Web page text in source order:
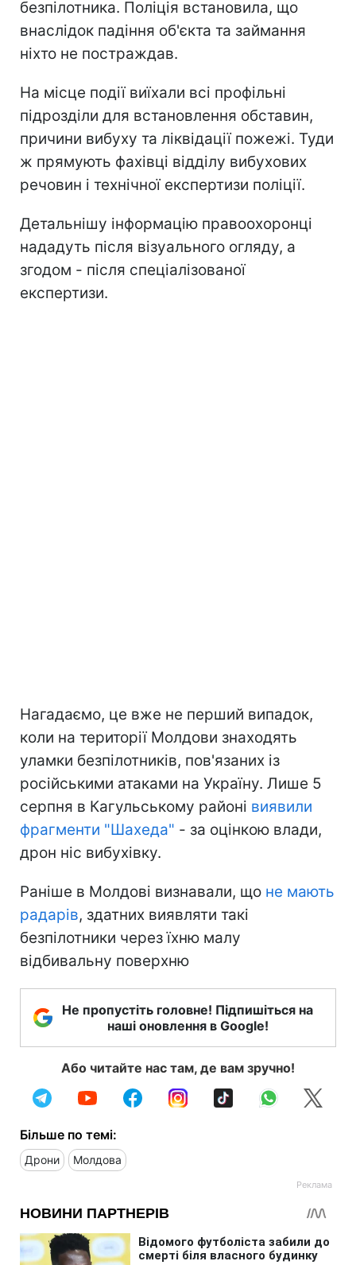
безпілотника. Поліція встановила, що
внаслідок падіння об'єкта та займання
ніхто не постраждав.
На місце події виїхали всі профільні
підрозділи для встановлення обставин,
причини вибуху та ліквідації пожежі. Туди
ж прямують фахівці відділу вибухових
речовин і технічної експертизи поліції.
Детальнішу інформацію правоохоронці
нададуть після візуального огляду, а
згодом - після спеціалізованої
експертизи.
Нагадаємо, це вже не перший випадок,
коли на території Молдови знаходять
уламки безпілотників, пов'язаних із
російськими атаками на Україну. Лише 5
серпня в Кагульському районі виявили
фрагменти "Шахеда" - за оцінкою влади,
дрон ніс вибухівку.
Раніше в Молдові визнавали, що не мають
радарів, здатних виявляти такі
безпілотники через їхню малу
відбивальну поверхню
Не пропустіть головне! Підпишіться на
наші оновлення в Google!
Або читайте нас там, де вам зручно!
Більше по темі:
Дрони Молдова